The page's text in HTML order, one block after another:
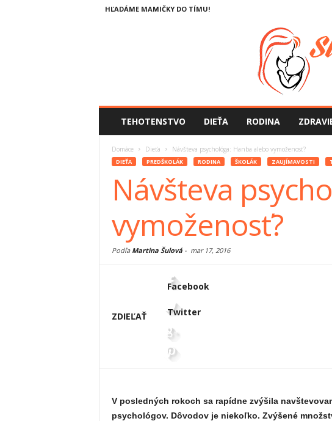
HĽADÁME MAMIČKY DO TÍMU!
TEHOTENSTVO DIEŤA RODINA
Domáce Dieťa Návšteva psychológa: Hanba alebo vymoženosť?
DIEŤA PREDŠKOLÁK RODINA ŠKOLÁK ZAUJÍMAVOSTI
Návšteva
vymoženosť?
Podľa Martina Šulová- mar 17, 2016
ZDIEĽAŤ
Facebook
Twitter
V posledných rokoch sa rapídne zvýšila
psychológov. Dôvodov je niekoľko. Zvýšené